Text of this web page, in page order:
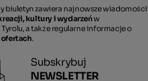
biuletyn zawiera najnowsze wiadomości
kultury i wydarzeńw
Tyrolu, a także regularne informacje o
.
Subskrybuj
NEWSLETTER